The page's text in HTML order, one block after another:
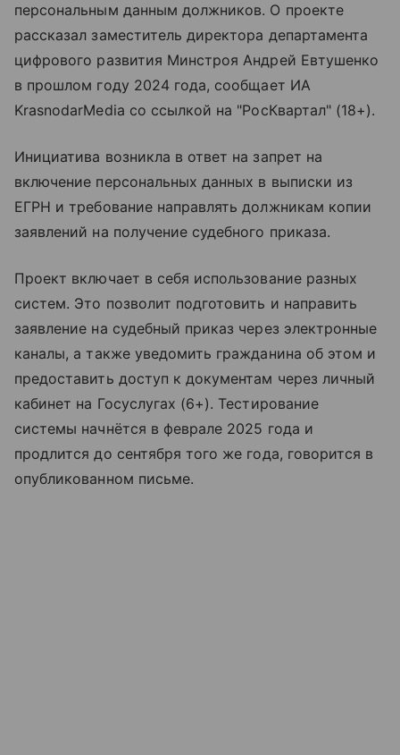
персональным данным должников. О проекте
рассказал заместитель директора департамента
цифрового развития Минстроя Андрей Евтушенко
в прошлом году 2024 года, сообщает ИА
KrasnodarMedia со ссылкой на "РосКвартал" (18+).
Инициатива возникла в ответ на запрет на
включение персональных данных в выписки из
ЕГРН и требование направлять должникам копии
заявлений на получение судебного приказа.
Проект включает в себя использование разных
систем. Это позволит подготовить и направить
заявление на судебный приказ через электронные
каналы, а также уведомить гражданина об этом и
предоставить доступ к документам через личный
кабинет на Госуслугах (6+). Тестирование
системы начнётся в феврале 2025 года и
продлится до сентября того же года, говорится в
опубликованном письме.